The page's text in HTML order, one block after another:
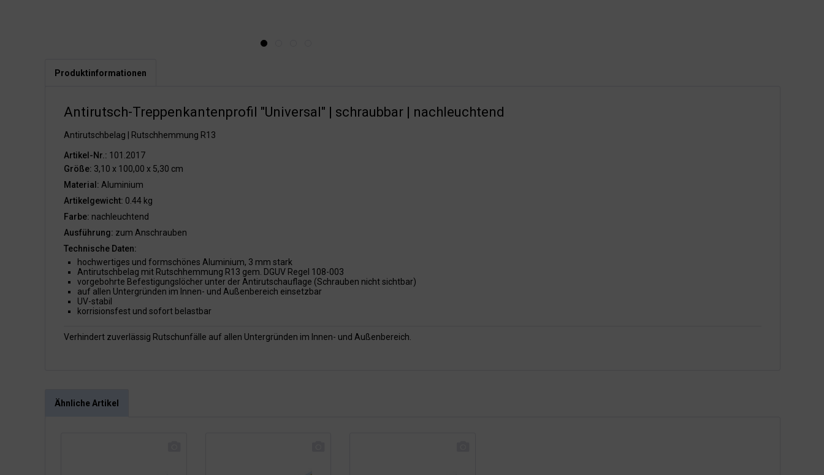
Produktinformationen
Antirutsch-Treppenkantenprofil "Universal" | schraubbar | nachleuchtend
Antirutschbelag | Rutschhemmung R13
Artikel-Nr.: 101.2017
Größe: 3,10 x 100,00 x 5,30 cm
Material: Aluminium
Artikelgewicht: 0.44 kg
Farbe: nachleuchtend
Ausführung: zum Anschrauben
Technische Daten:
hochwertiges und formschönes Aluminium, 3 mm stark
Antirutschbelag mit Rutschhemmung R13 gem. DGUV Regel 108-003
vorgebohrte Befestigungslöcher unter der Antirutschauflage (Schrauben nicht sichtbar)
auf allen Untergründen im Innen- und Außenbereich einsetzbar
UV-stabil
korrisionsfest und sofort belastbar
Verhindert zuverlässig Rutschunfälle auf allen Untergründen im Innen- und Außenbereich.
Ähnliche Artikel